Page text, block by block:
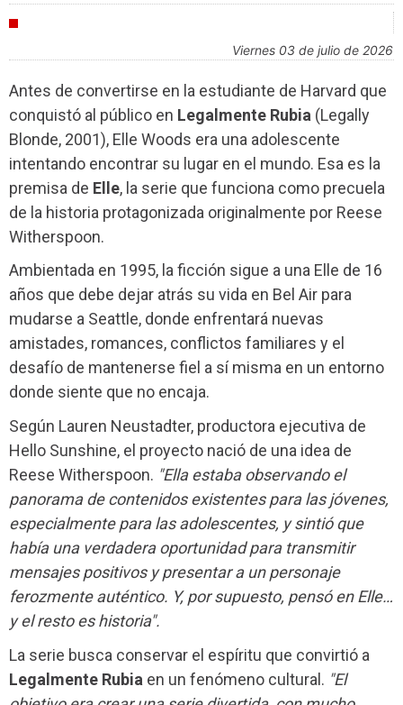
viernes 03 de julio de 2026
Antes de convertirse en la estudiante de Harvard que
conquistó al público en Legalmente Rubia (Legally
Blonde, 2001), Elle Woods era una adolescente
intentando encontrar su lugar en el mundo. Esa es la
premisa de Elle, la serie que funciona como precuela
de la historia protagonizada originalmente por Reese
Witherspoon.
Ambientada en 1995, la ficción sigue a una Elle de 16
años que debe dejar atrás su vida en Bel Air para
mudarse a Seattle, donde enfrentará nuevas
amistades, romances, conflictos familiares y el
desafío de mantenerse fiel a sí misma en un entorno
donde siente que no encaja.
Según Lauren Neustadter, productora ejecutiva de
Hello Sunshine, el proyecto nació de una idea de
Reese Witherspoon. "Ella estaba observando el
panorama de contenidos existentes para las jóvenes,
especialmente para las adolescentes, y sintió que
había una verdadera oportunidad para transmitir
mensajes positivos y presentar a un personaje
ferozmente auténtico. Y, por supuesto, pensó en Elle…
y el resto es historia".
La serie busca conservar el espíritu que convirtió a
Legalmente Rubia en un fenómeno cultural. "El